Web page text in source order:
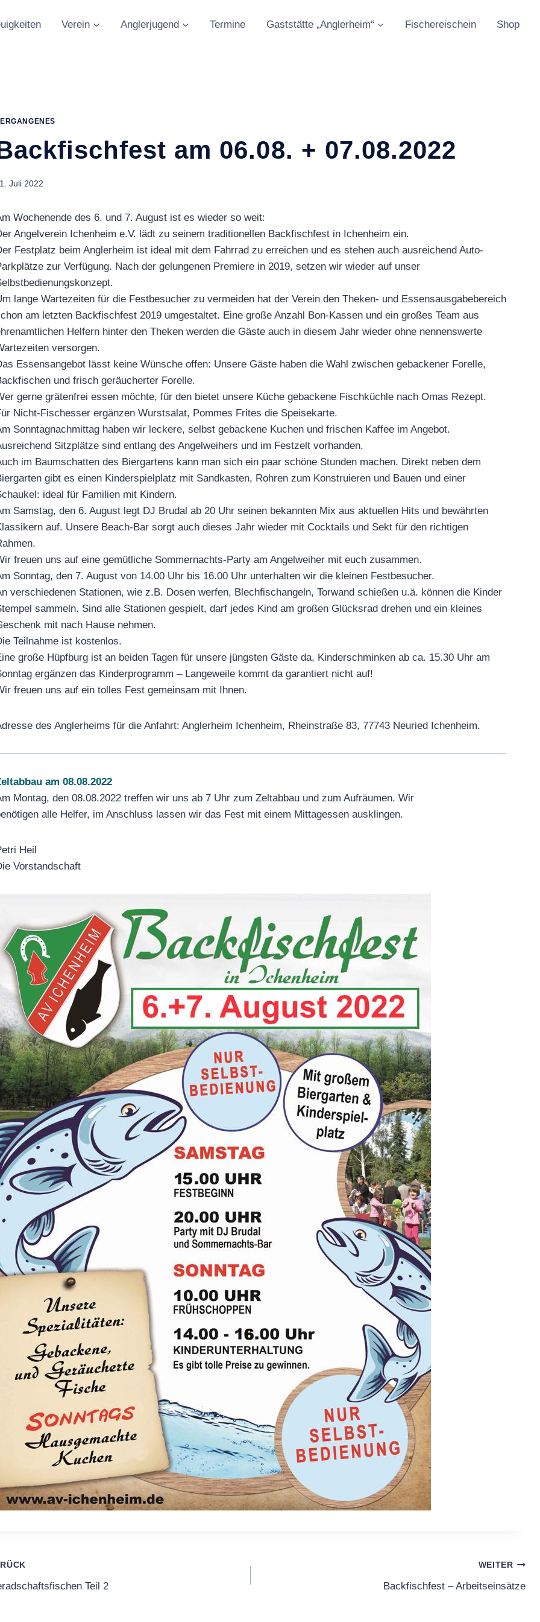
Verein Anglerjugend Termine Gaststätte „Anglerheim“ Fischereischein Shop
am 06.08. + 07.08.2022
Juli 2022
Wochenende des 6. und 7. August ist es wieder so weit:
Angelverein Ichenheim e.V. lädt zu seinem traditionellen Backfischfest in Ichenheim ein.
Festplatz beim Anglerheim ist ideal mit dem Fahrrad zu erreichen und es stehen auch ausreichend Auto-
zur Verfügung. Nach der gelungenen Premiere in 2019, setzen wir wieder auf unser
lange Wartezeiten für die Festbesucher zu vermeiden hat der Verein den Theken- und Essensausgabebereich
am letzten Backfischfest 2019 umgestaltet. Eine große Anzahl Bon-Kassen und ein großes Team aus
Helfern hinter den Theken werden die Gäste auch in diesem Jahr wieder ohne nennenswerte
versorgen.
Essensangebot lässt keine Wünsche offen: Unsere Gäste haben die Wahl zwischen gebackener Forelle,
und frisch geräucherter Forelle.
gerne grätenfrei essen möchte, für den bietet unsere Küche gebackene Fischküchle nach Omas Rezept.
Nicht-Fischesser ergänzen Wurstsalat, Pommes Frites die Speisekarte.
Sonntagnachmittag haben wir leckere, selbst gebackene Kuchen und frischen Kaffee im Angebot.
Sitzplätze sind entlang des Angelweihers und im Festzelt vorhanden.
im Baumschatten des Biergartens kann man sich ein paar schöne Stunden machen. Direkt neben dem
gibt es einen Kinderspielplatz mit Sandkasten, Rohren zum Konstruieren und Bauen und einer
ideal für Familien mit Kindern.
Samstag, den 6. August legt DJ Brudal ab 20 Uhr seinen bekannten Mix aus aktuellen Hits und bewährten
auf. Unsere Beach-Bar sorgt auch dieses Jahr wieder mit Cocktails und Sekt für den richtigen
freuen uns auf eine gemütliche Sommernachts-Party am Angelweiher mit euch zusammen.
Sonntag, den 7. August von 14.00 Uhr bis 16.00 Uhr unterhalten wir die kleinen Festbesucher.
verschiedenen Stationen, wie z.B. Dosen werfen, Blechfischangeln, Torwand schießen u.ä. können die Kinder
sammeln. Sind alle Stationen gespielt, darf jedes Kind am großen Glücksrad drehen und ein kleines
mit nach Hause nehmen.
Teilnahme ist kostenlos.
große Hüpfburg ist an beiden Tagen für unsere jüngsten Gäste da, Kinderschminken ab ca. 15.30 Uhr am
ergänzen das Kinderprogramm – Langeweile kommt da garantiert nicht auf!
freuen uns auf ein tolles Fest gemeinsam mit Ihnen.
des Anglerheims für die Anfahrt: Anglerheim Ichenheim, Rheinstraße 83, 77743 Neuried Ichenheim.
am 08.08.2022
Montag, den 08.08.2022 treffen wir uns ab 7 Uhr zum Zeltabbau und zum Aufräumen. Wir
alle Helfer, im Anschluss lassen wir das Fest mit einem Mittagessen ausklingen.
Heil
Vorstandschaft
Teil 2
WEITER
Backfischfest – Arbeitseinsätze